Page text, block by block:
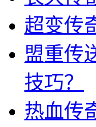
超变传
盟重传
技巧？
热血传